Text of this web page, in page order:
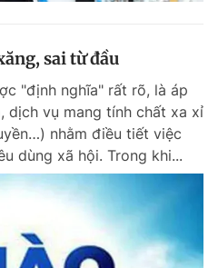
sai từ đầu
"định nghĩa" rất rõ, là áp
dịch vụ mang tính chất xa xỉ
nhằm điều tiết việc
dùng xã hội. Trong khi...